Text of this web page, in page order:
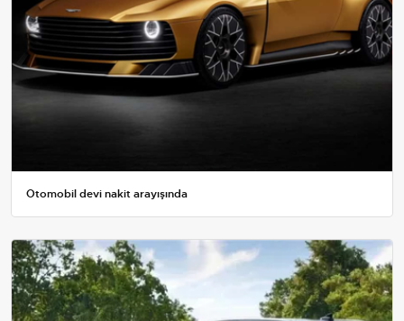
Otomobil devi nakit arayışında